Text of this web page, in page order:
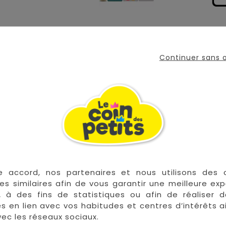
Continuer sans
accord, nos partenaires et nous utilisons des
similaires afin de vous garantir une meilleure
à des fins de statistiques ou afin de réaliser
en lien avec vos habitudes et centres d’intérêts
les réseaux sociaux.
grands !
idéal pour permettre à votre bébé de jouer avec
appuie sur l'un des 15 boutons pour activer les
pour faire semblant de prendre des photos !
produit parfait pour les petites mains des bébés, il
à transporter !
les plus grandes marques de puériculture
la Réunion !